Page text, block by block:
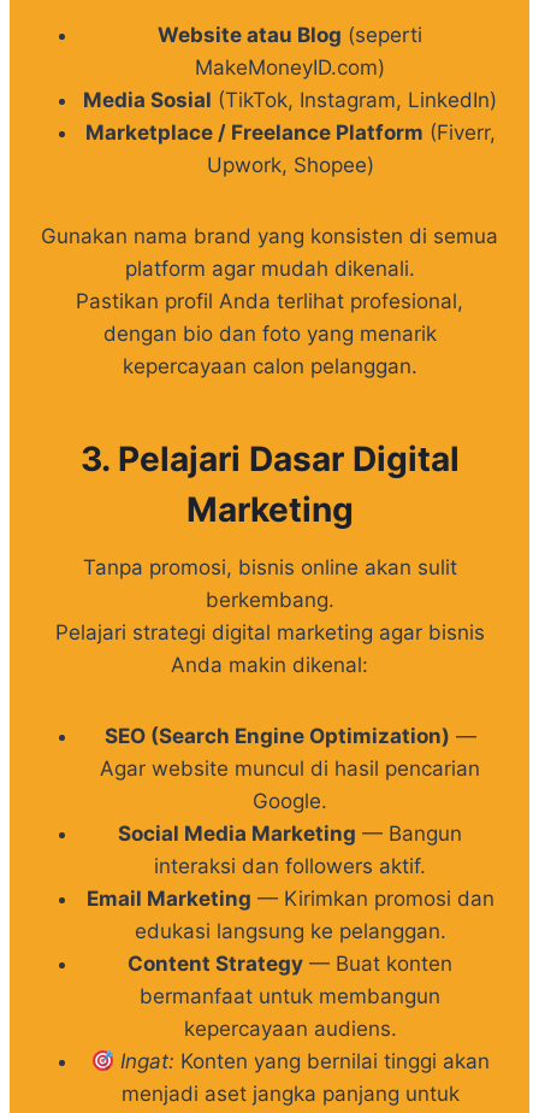
Website atau Blog (seperti
MakeMoneyID.com)
Media Sosial (TikTok, Instagram, LinkedIn)
Marketplace / Freelance Platform (Fiverr,
Upwork, Shopee)
Gunakan nama brand yang konsisten di semua
platform agar mudah dikenali.
Pastikan profil Anda terlihat profesional,
dengan bio dan foto yang menarik
kepercayaan calon pelanggan.
3. Pelajari Dasar Digital
Marketing
Tanpa promosi, bisnis online akan sulit
berkembang.
Pelajari strategi digital marketing agar bisnis
Anda makin dikenal:
SEO (Search Engine Optimization) —
Agar website muncul di hasil pencarian
Google.
Social Media Marketing — Bangun
interaksi dan followers aktif.
Email Marketing — Kirimkan promosi dan
edukasi langsung ke pelanggan.
Content Strategy — Buat konten
bermanfaat untuk membangun
kepercayaan audiens.
Ingat: Konten yang bernilai tinggi akan
menjadi aset jangka panjang untuk